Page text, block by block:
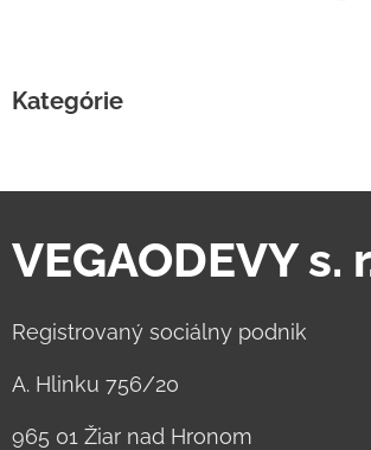
Kategórie
VEGAODEVY s.
Registrovaný sociálny podnik
A. Hlinku 756/20
965 01 Žiar nad